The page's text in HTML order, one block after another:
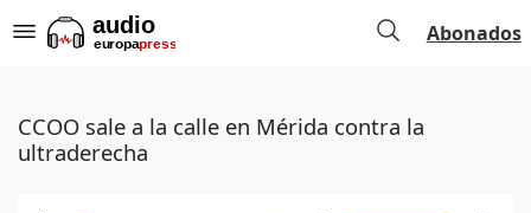
Abonados
CCOO sale a la calle en Mérida contra la
ultraderecha